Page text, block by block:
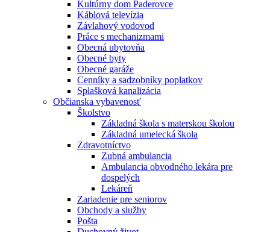
Kultúrny dom Paderovce
Káblová televízia
Závlahový vodovod
Práce s mechanizmami
Obecná ubytovňa
Obecné byty
Obecné garáže
Cenníky a sadzobníky poplatkov
Splašková kanalizácia
Občianska vybavenosť
Školstvo
Základná škola s materskou školou
Základná umelecká škola
Zdravotníctvo
Zubná ambulancia
Ambulancia obvodného lekára pre
dospelých
Lekáreň
Zariadenie pre seniorov
Obchody a služby
Pošta